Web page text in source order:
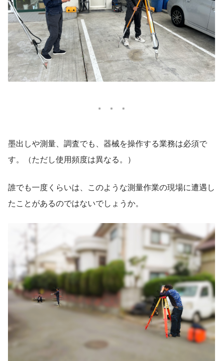
墨出しや測量、調査でも、器械を操作する業務は必須で
す。（ただし使用頻度は異なる。）
誰でも一度くらいは、このような測量作業の現場に遭遇し
たことがあるのではないでしょうか。